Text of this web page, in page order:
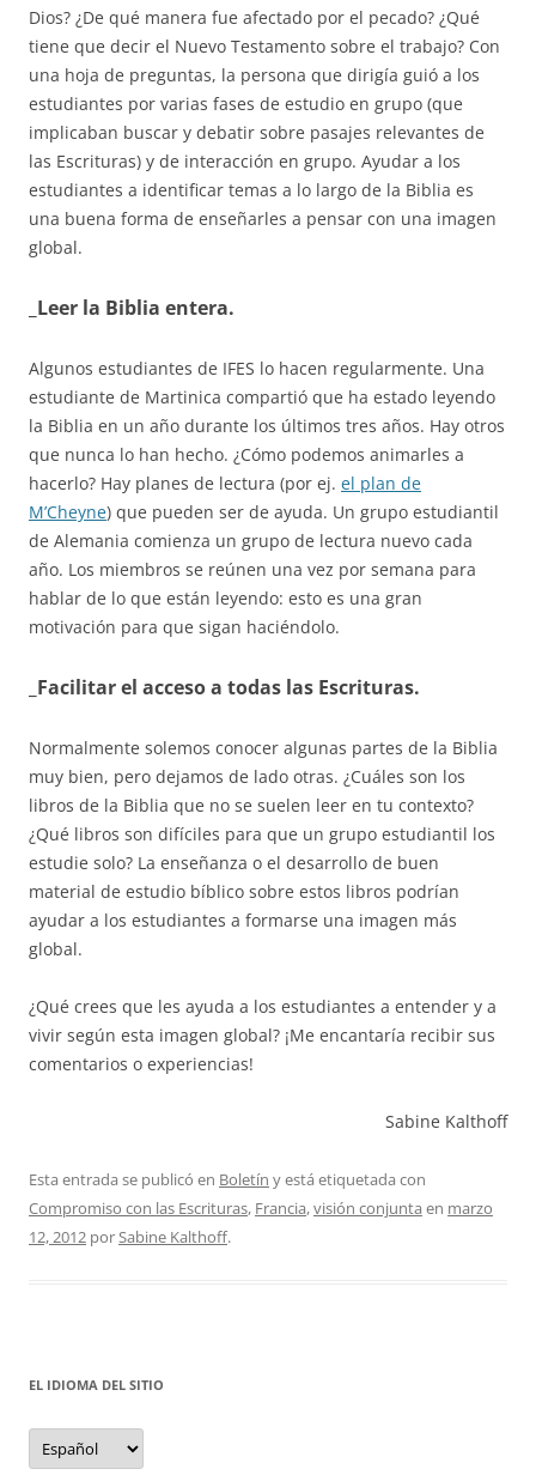
Dios? ¿De qué manera fue afectado por el pecado? ¿Qué
tiene que decir el Nuevo Testamento sobre el trabajo? Con
una hoja de preguntas, la persona que dirigía guió a los
estudiantes por varias fases de estudio en grupo (que
implicaban buscar y debatir sobre pasajes relevantes de
las Escrituras) y de interacción en grupo. Ayudar a los
estudiantes a identificar temas a lo largo de la Biblia es
una buena forma de enseñarles a pensar con una imagen
global.
_Leer la Biblia entera.
Algunos estudiantes de IFES lo hacen regularmente. Una
estudiante de Martinica compartió que ha estado leyendo
la Biblia en un año durante los últimos tres años. Hay otros
que nunca lo han hecho. ¿Cómo podemos animarles a
hacerlo? Hay planes de lectura (por ej. el plan de
M’Cheyne) que pueden ser de ayuda. Un grupo estudiantil
de Alemania comienza un grupo de lectura nuevo cada
año. Los miembros se reúnen una vez por semana para
hablar de lo que están leyendo: esto es una gran
motivación para que sigan haciéndolo.
_Facilitar el acceso a todas las Escrituras.
Normalmente solemos conocer algunas partes de la Biblia
muy bien, pero dejamos de lado otras. ¿Cuáles son los
libros de la Biblia que no se suelen leer en tu contexto?
¿Qué libros son difíciles para que un grupo estudiantil los
estudie solo? La enseñanza o el desarrollo de buen
material de estudio bíblico sobre estos libros podrían
ayudar a los estudiantes a formarse una imagen más
global.
¿Qué crees que les ayuda a los estudiantes a entender y a
vivir según esta imagen global? ¡Me encantaría recibir sus
comentarios o experiencias!
Sabine Kalthoff
Esta entrada se publicó en Boletín y está etiquetada con
Compromiso con las Escrituras, Francia,visión conjunta en marzo
12, 2012 porSabine Kalthoff.
EL IDIOMA DEL SITIO
el
idioma
del